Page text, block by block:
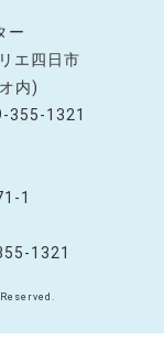
ー
エ四日市
内)
355-1321
1
1321